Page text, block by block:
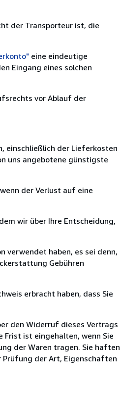
der Transporteur ist, die
eine eindeutige
Eingang eines solchen
vor Ablauf der
einschließlich der Lieferkosten
uns angebotene günstigste
der Verlust auf eine
wir über Ihre Entscheidung,
verwendet haben, es sei denn,
Gebühren
erbracht haben, dass Sie
den Widerruf dieses Vertrags
Frist ist eingehalten, wenn Sie
der Waren tragen. Sie haften
der Art, Eigenschaften